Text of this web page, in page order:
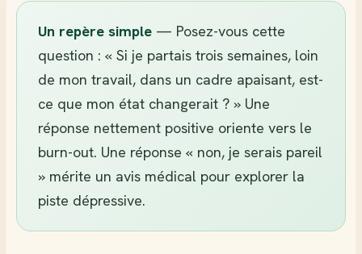
Un repère simple — Posez-vous cette
question : « Si je partais trois semaines, loin
de mon travail, dans un cadre apaisant, est-
ce que mon état changerait ? » Une
réponse nettement positive oriente vers le
burn-out. Une réponse « non, je serais pareil
» mérite un avis médical pour explorer la
piste dépressive.